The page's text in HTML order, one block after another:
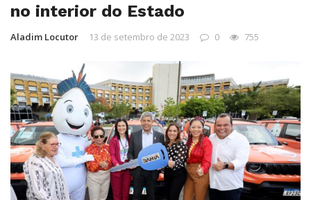
no interior do Estado
Aladim Locutor 13 de setembro de 2023 0 755